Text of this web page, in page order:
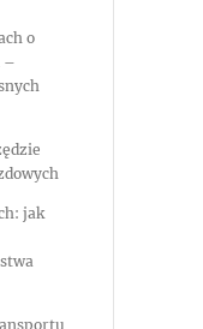
o
–
jak